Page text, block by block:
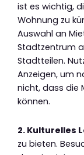
ist es wichtig,
Wohnung zu
Auswahl an
Stadtzentrum
Stadtteilen.
Anzeigen, um
nicht, dass die
können.
2. Kulturelles
zu bieten.